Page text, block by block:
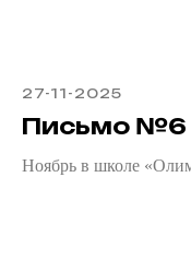
27-11-2025
Письмо №6
Ноябрь в школе